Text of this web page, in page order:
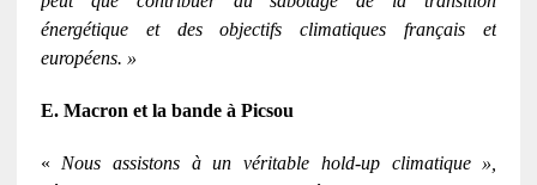
énergétique et des objectifs climatiques français et
européens. »
E. Macron et la bande à Picsou
« Nous assistons à un véritable hold-up climatique »,